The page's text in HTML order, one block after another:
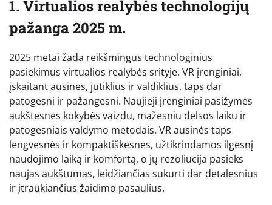
1. Virtualios realybės technologijų
pažanga 2025 m.
2025 metai žada reikšmingus technologinius
pasiekimus virtualios realybės srityje. VR įrenginiai,
įskaitant ausines, jutiklius ir valdiklius, taps dar
patogesni ir pažangesni. Naujieji įrenginiai pasižymės
aukštesnės kokybės vaizdu, mažesniu delsos laiku ir
patogesniais valdymo metodais. VR ausinės taps
lengvesnės ir kompaktiškesnės, užtikrindamos ilgesnį
naudojimo laiką ir komfortą, o jų rezoliucija pasieks
naujas aukštumas, leidžiančias sukurti dar detalesnius
ir įtraukiančius žaidimo pasaulius.